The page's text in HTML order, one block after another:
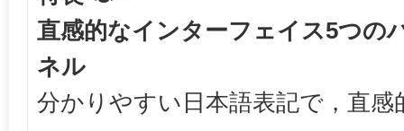
直感的なインターフェイス5つの
ネル
分かりやすい日本語表記で，直感